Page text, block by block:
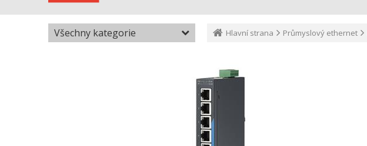
Všechny kategorie Hlavní strana Průmyslový ethernet